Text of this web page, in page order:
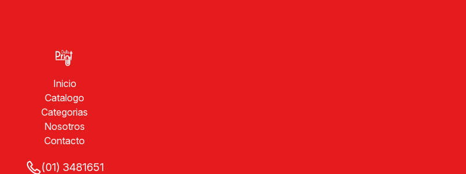
Inicio
Catalogo
Categorias
Nosotros
Contacto
(01) 3481651